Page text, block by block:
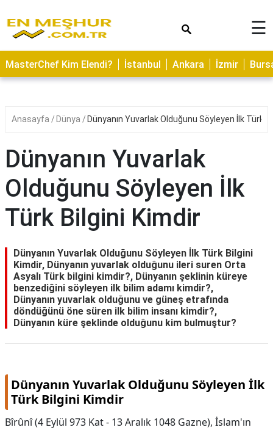
ASTROLOJİ
SAĞLIK
YERLER
BAKIMI
NEDİR
ALANLARI
HAMİLELİK
KAPLICALAR
İLETİŞİM
☰
MasterChef Kim Elendi? İstanbul Ankara İzmir
Anasayfa Dünya Dünyanın Yuvarlak Olduğunu Söyleyen İlk Türk
Dünyanın Yuvarlak
Olduğunu Söyleyen İlk
Türk Bilgini Kimdir
Dünyanın Yuvarlak Olduğunu Söyleyen İlk Türk Bilgini
Kimdir, Dünyanın yuvarlak olduğunu ileri suren Orta
Asyalı Türk bilgini kimdir?, Dünyanın şeklinin küreye
benzediğini söyleyen ilk bilim adamı kimdir?,
Dünyanın yuvarlak olduğunu ve güneş etrafında
döndüğünü öne süren ilk bilim insanı kimdir?,
Dünyanın küre şeklinde olduğunu kim bulmuştur?
Dünyanın Yuvarlak Olduğunu Söyleyen İlk
Türk Bilgini Kimdir
Bîrûnî (4 Eylül 973 Kat - 13 Aralık 1048 Gazne), İslam'ın